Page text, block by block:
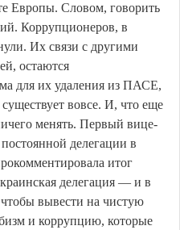
Европы. Словом, говорить
Коррупционеров, в
Их связи с другими
остаются
для их удаления из ПАСЕ,
вовсе. И, что еще
менять. Первый вице-
делегации в
итог
делегация — и в
вывести на чистую
и коррупцию, которые